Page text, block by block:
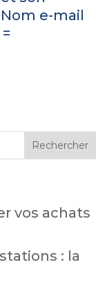
e-mail
vos achats
: la